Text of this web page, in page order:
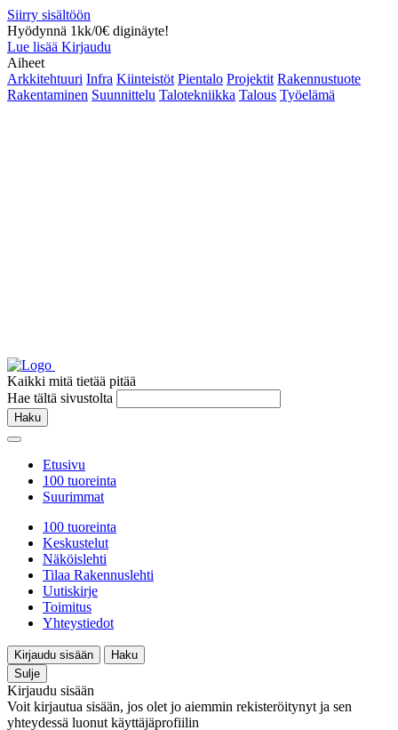
Siirry sisältöön
Hyödynnä 1kk/0€ diginäyte!
Lue lisää Kirjaudu
Aiheet
Arkkitehtuuri Infra Kiinteistöt Pientalo Projektit Rakennustuote
Rakentaminen Suunnittelu Talotekniikka Talous Työelämä
Kaikki mitä tietää pitää
Hae tältä sivustolta
Haku
Etusivu
100 tuoreinta
Suurimmat
100 tuoreinta
Keskustelut
Näköislehti
Tilaa Rakennuslehti
Uutiskirje
Toimitus
Yhteystiedot
Kirjaudu sisään
Haku
Sulje
Kirjaudu sisään
Voit kirjautua sisään, jos olet jo aiemmin rekisteröitynyt ja sen
yhteydessä luonut käyttäjäprofiilin